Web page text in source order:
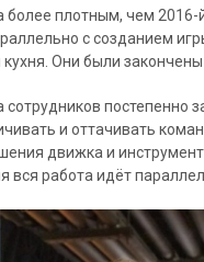
более плотным, чем
с созданием
Они были
сотрудников постепенно
и оттачивать
движка и
вся работа идёт